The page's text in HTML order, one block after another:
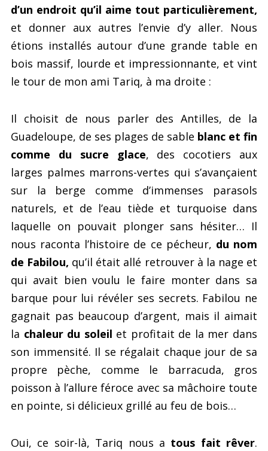
d’un endroit qu’il aime tout particulièrement,
et donner aux autres l’envie d’y aller. Nous
étions installés autour d’une grande table en
bois massif, lourde et impressionnante, et vint
le tour de mon ami Tariq, à ma droite :
Il choisit de nous parler des Antilles, de la
Guadeloupe, de ses plages de sable blanc et fin
comme du sucre glace, des cocotiers aux
larges palmes marrons-vertes qui s’avançaient
sur la berge comme d’immenses parasols
naturels, et de l’eau tiède et turquoise dans
laquelle on pouvait plonger sans hésiter… Il
nous raconta l’histoire de ce pécheur, du nom
de Fabilou, qu’il était allé retrouver à la nage et
qui avait bien voulu le faire monter dans sa
barque pour lui révéler ses secrets. Fabilou ne
gagnait pas beaucoup d’argent, mais il aimait
la chaleur du soleil et profitait de la mer dans
son immensité. Il se régalait chaque jour de sa
propre pèche, comme le barracuda, gros
poisson à l’allure féroce avec sa mâchoire toute
en pointe, si délicieux grillé au feu de bois…
Oui, ce soir-là, Tariq nous a tous fait rêver.